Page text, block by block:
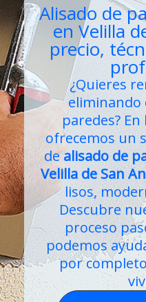
Alisado de
en Velilla
precio,
¿Quieres
eliminando
paredes? En
ofrecemos un
dealisado de
Velilla de San
lisos,
Descubre
proceso
podemos
por